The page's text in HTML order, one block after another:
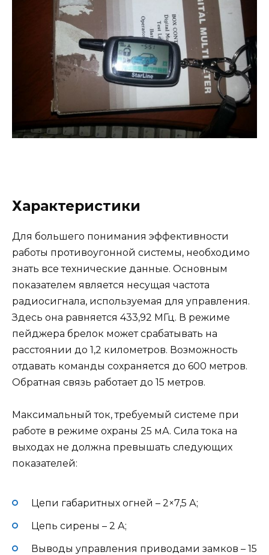
Характеристики
Для большего понимания эффективности
работы противоугонной системы, необходимо
знать все технические данные. Основным
показателем является несущая частота
радиосигнала, используемая для управления.
Здесь она равняется 433,92 МГц. В режиме
пейджера брелок может срабатывать на
расстоянии до 1,2 километров. Возможность
отдавать команды сохраняется до 600 метров.
Обратная связь работает до 15 метров.
Максимальный ток, требуемый системе при
работе в режиме охраны 25 мА. Сила тока на
выходах не должна превышать следующих
показателей:
Цепи габаритных огней – 2×7,5 А;
Цепь сирены – 2 А;
Выводы управления приводами замков – 15